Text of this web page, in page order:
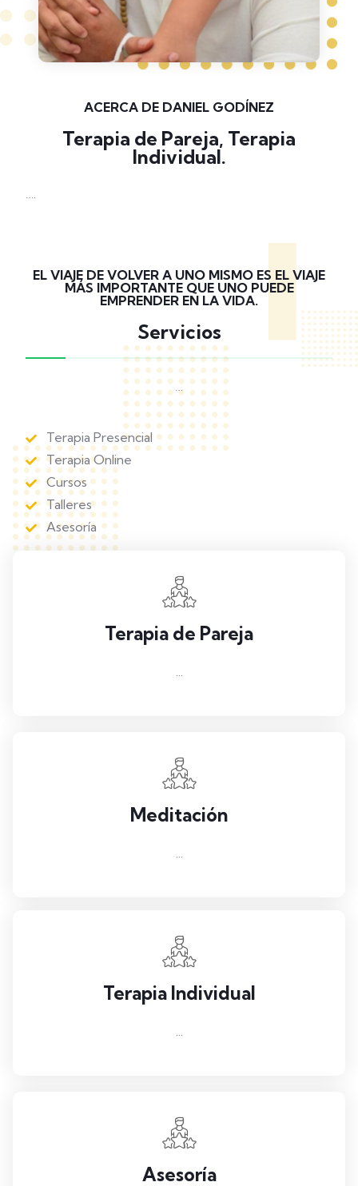
ACERCA DE DANIEL GODÍNEZ
Terapia de Pareja, Terapia
Individual.
….
EL VIAJE DE VOLVER A UNO MISMO ES EL VIAJE
MÁS IMPORTANTE QUE UNO PUEDE
EMPRENDER EN LA VIDA.
Servicios
…
Terapia Presencial
Terapia Online
Cursos
Talleres
Asesoría
Terapia de Pareja
...
Meditación
...
Terapia Individual
...
Asesoría